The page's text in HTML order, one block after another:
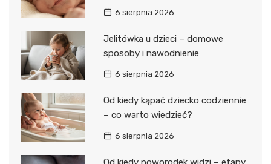
6 sierpnia 2026
Jelitówka u dzieci – domowe
sposoby i nawodnienie
6 sierpnia 2026
Od kiedy kąpać dziecko codziennie
– co warto wiedzieć?
6 sierpnia 2026